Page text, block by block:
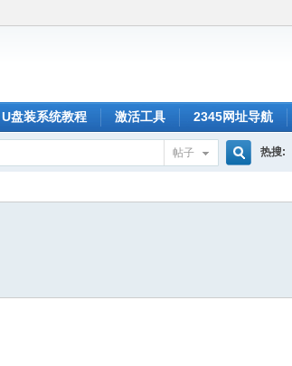
U盘装系统教程 激活工具 2345网址导航
帖子 热搜: